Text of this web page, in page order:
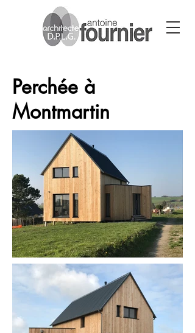
Perchée à
Montmartin